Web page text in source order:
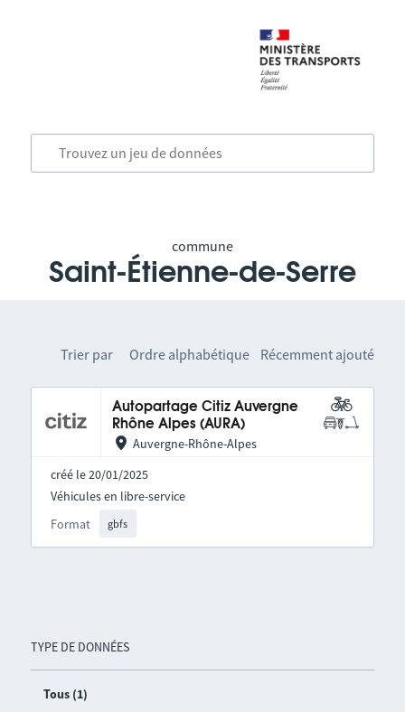
commune
Saint-Étienne-de-Serre
TYPE DE DONNÉES
Tous (1)
Trier par Ordre alphabétique Récemment ajouté
Autopartage Citiz Auvergne
Rhône Alpes (AURA)
Auvergne-Rhône-Alpes
créé le 20/01/2025
Format gbfs
Véhicules en libre-service